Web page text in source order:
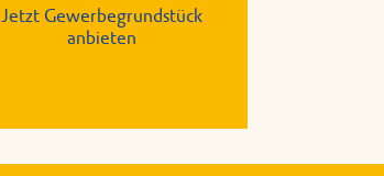
Jetzt Gewerbegrundstück
anbieten